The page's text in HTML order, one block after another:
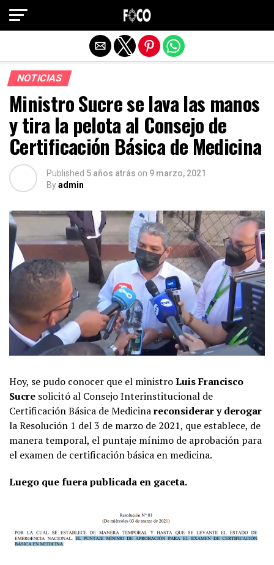
NOTICIAS
Ministro Sucre se lava las manos
y tira la pelota al Consejo de
Certificación Básica de Medicina
Published 5 años atrás on 9 marzo, 2021
Byadmin
Hoy, se pudo conocer que el ministroLuis Francisco
Sucre solicitó al Consejo Interinstitucional de
Certificación Básica de Medicinareconsiderar y derogar
la Resolución 1 del 3 de marzo de 2021, que establece, de
manera temporal, el puntaje mínimo de aprobación para
el examen de certificación básica en medicina.
Luego que fuera publicada en gaceta.
Salir de la versión móvil